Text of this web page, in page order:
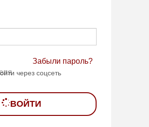
ВОЙТИ
Забыли пароль?
через соцсеть